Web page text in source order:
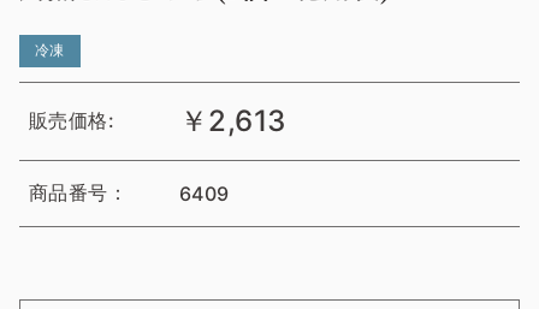
冷凍
販売価格: ￥2,613
商品番号： 6409